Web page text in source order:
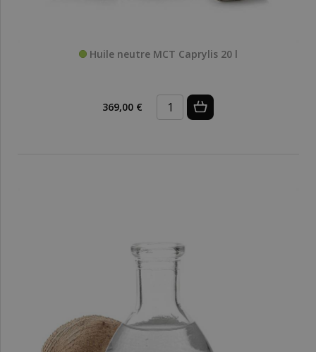
Huile neutre MCT Caprylis 20 l
369,00 €